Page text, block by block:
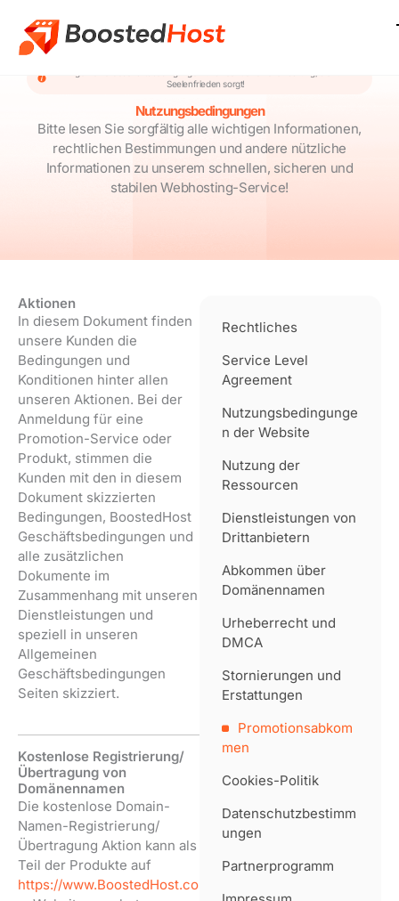
Inhalt
springen
Seelenfrieden sorgt!
Nutzungsbedingungen
Bitte lesen Sie sorgfältig alle wichtigen Informationen,
rechtlichen Bestimmungen und andere nützliche
Informationen zu unserem schnellen, sicheren und
stabilen Webhosting-Service!
Rechtliches
Service Level
Agreement
Nutzungsbedingunge
n der Website
Nutzung der
Ressourcen
Dienstleistungen von
Drittanbietern
Abkommen über
Domänennamen
Urheberrecht und
DMCA
Stornierungen und
Erstattungen
Promotionsabkom
men
Cookies-Politik
Datenschutzbestimm
ungen
Partnerprogramm
Aktionen
In diesem Dokument finden
unsere Kunden die
Bedingungen und
Konditionen hinter allen
unseren Aktionen. Bei der
Anmeldung für eine
Promotion-Service oder
Produkt, stimmen die
Kunden mit den in diesem
Dokument skizzierten
Bedingungen, BoostedHost
Geschäftsbedingungen und
alle zusätzlichen
Dokumente im
Zusammenhang mit unseren
Dienstleistungen und
speziell in unseren
Allgemeinen
Geschäftsbedingungen
Seiten skizziert.
Kostenlose Registrierung/
Übertragung von
Domänennamen
Die kostenlose Domain-
Namen-Registrierung/
Übertragung Aktion kann als
Teil der Produkte auf
https://www.BoostedHost.co